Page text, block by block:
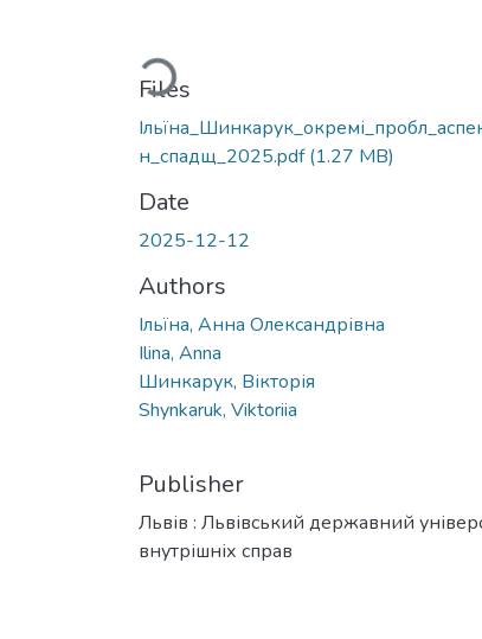
Loading...
Files
н_спадщ_2025.pdf(1.27 MB)
Date
2025-12-12
Authors
Ільїна, Анна Олександрівна
Ilina, Anna
Шинкарук, Вікторія
Shynkaruk, Viktoriia
Publisher
Львів : Львівський державний
внутрішніх справ